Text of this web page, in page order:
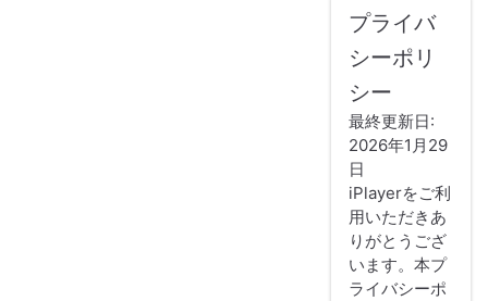
プライバ
シーポリ
シー
最終更新日:
2026年1月29
日
iPlayerをご利
用いただきあ
りがとうござ
います。本プ
ライバシーポ